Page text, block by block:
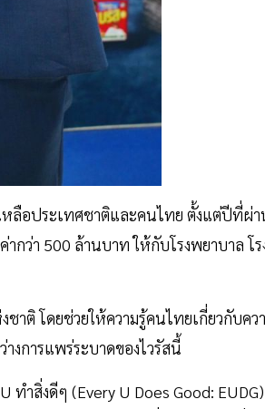
หลือประเทศชาติและคนไทย ตั้งแต่ปีที่ผ่
ว่า 500 ล้านบาท ให้กับโรงพยาบาล โร
ติ โดยช่วยให้ความรู้คนไทยเกี่ยวกับคว
การแพร่ระบาดของไวรัสนี้
ำสิ่งดีๆ (Every U Does Good: EUDG)